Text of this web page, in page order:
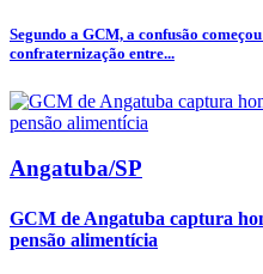
Segundo a GCM, a confusão
confraternização entre...
Angatuba/SP
GCM de Angatuba captura
pensão alimentícia